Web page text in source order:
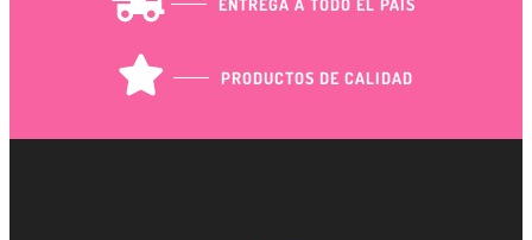
ENTREGA A TODO EL PAÍS
PRODUCTOS DE CALIDAD